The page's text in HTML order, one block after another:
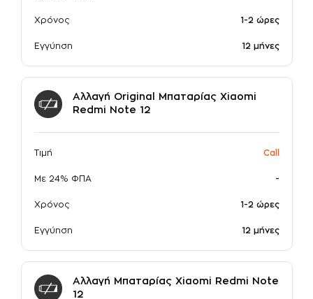
Χρόνος 1-2 ώρες
Εγγύηση 12 μήνες
Αλλαγή Original Μπαταρίας Xiaomi
Redmi Note 12
Τιμή Call
Με 24% ΦΠΑ -
Χρόνος 1-2 ώρες
Εγγύηση 12 μήνες
Αλλαγή Μπαταρίας Xiaomi Redmi Note
12